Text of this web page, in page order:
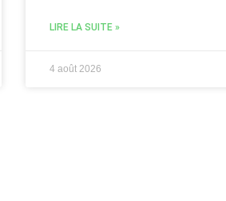
LIRE LA SUITE »
4 août 2026